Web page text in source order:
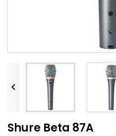

Shure Beta 87A